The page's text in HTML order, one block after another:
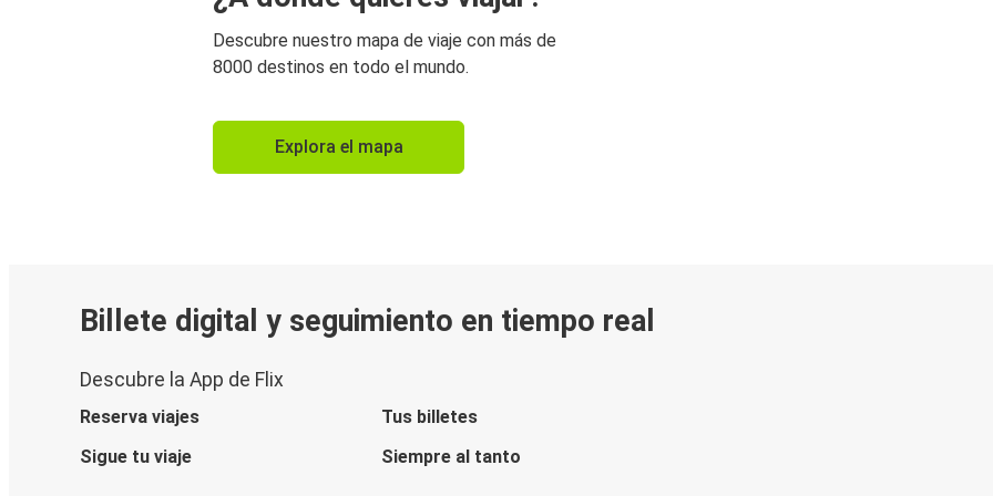
Descubre nuestro mapa de viaje con más de
8000 destinos en todo el mundo.
Explora el mapa
Billete digital y seguimiento en tiempo real
Descubre la App de Flix
Reserva viajes
Tus billetes
Sigue tu viaje
Siempre al tanto